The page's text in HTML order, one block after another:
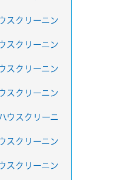
スクリーニン
スクリーニン
スクリーニン
スクリーニン
ウスクリーニ
スクリーニン
スクリーニン